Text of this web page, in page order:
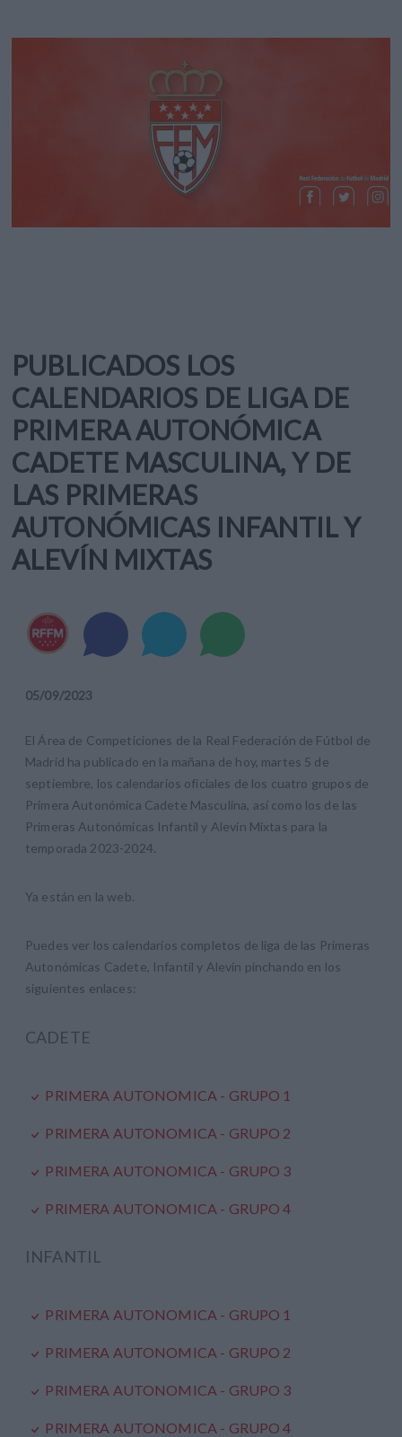
PUBLICADOS LOS
CALENDARIOS DE LIGA DE
PRIMERA AUTONÓMICA
CADETE MASCULINA, Y DE
LAS PRIMERAS
AUTONÓMICAS INFANTIL Y
ALEVÍN MIXTAS
05/09/2023
El Área de Competiciones de la Real Federación de Fútbol de
Madrid ha publicado en la mañana de hoy, martes 5 de
septiembre, los calendarios oficiales de los cuatro grupos de
Primera Autonómica Cadete Masculina, así como los de las
Primeras Autonómicas Infantil y Alevín Mixtas para la
temporada 2023-2024.
Ya están en la web.
Puedes ver los calendarios completos de liga de las Primeras
Autonómicas Cadete, Infantil y Alevín pinchando en los
siguientes enlaces:
CADETE
PRIMERA AUTONOMICA - GRUPO 1
PRIMERA AUTONOMICA - GRUPO 2
PRIMERA AUTONOMICA - GRUPO 3
PRIMERA AUTONOMICA - GRUPO 4
INFANTIL
PRIMERA AUTONOMICA - GRUPO 1
PRIMERA AUTONOMICA - GRUPO 2
PRIMERA AUTONOMICA - GRUPO 3
PRIMERA AUTONOMICA - GRUPO 4